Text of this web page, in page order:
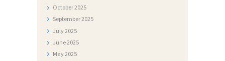
October2025
September2025
July2025
June2025
May2025